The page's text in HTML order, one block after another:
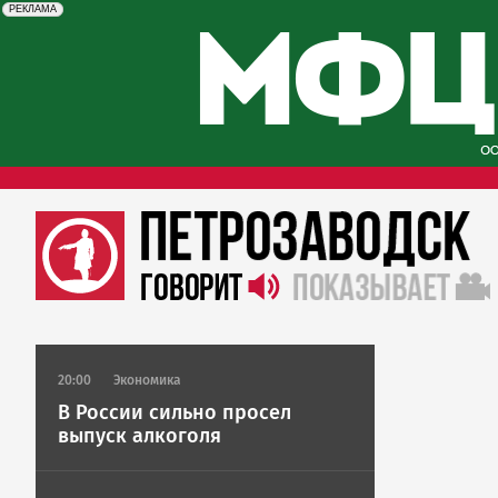
erid: 2SDnjcySKKc
РЕКЛАМА
Реклама
20:00 Экономика
В России сильно просел
выпуск алкоголя